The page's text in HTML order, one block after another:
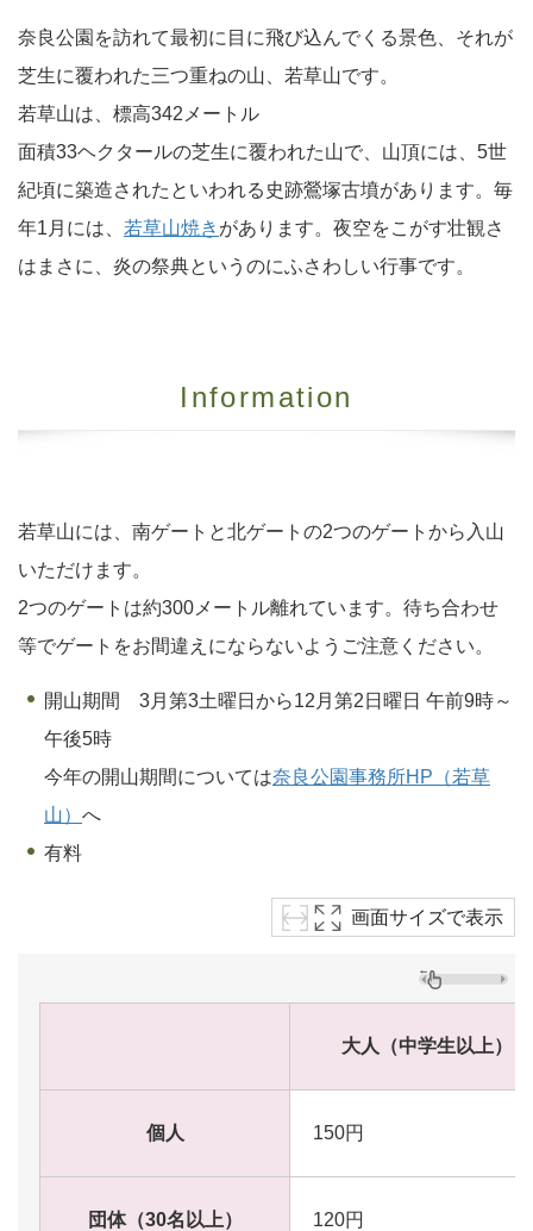
奈良公園を訪れて最初に目に飛び込んでくる景色、それが
芝生に覆われた三つ重ねの山、若草山です。
若草山は、標高342メートル
面積33ヘクタールの芝生に覆われた山で、山頂には、5世
紀頃に築造されたといわれる史跡鶯塚古墳があります。毎
年1月には、 若草山焼き があります。夜空をこがす壮観さ
はまさに、炎の祭典というのにふさわしい行事です。
Information
若草山には、南ゲートと北ゲートの2つのゲートから入山
いただけます。
2つのゲートは約300メートル離れています。待ち合わせ
等でゲートをお間違えにならないようご注意ください。
開山期間 3月第3土曜日から12月第2日曜日 午前9時～
午後5時
今年の開山期間については奈良公園事務所HP（若草
山） へ
有料
画面サイズで表示
大人（中学生以上）
個人 150円
団体（30名以上） 120円